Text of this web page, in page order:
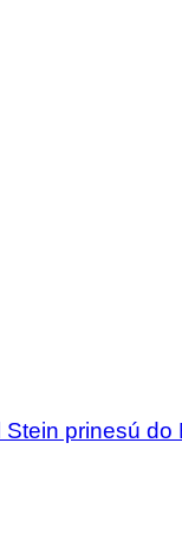
prinesú